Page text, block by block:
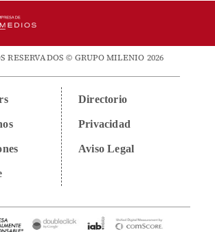
RESERVADOS © GRUPO MILENIO 2026
Directorio
Privacidad
Aviso Legal